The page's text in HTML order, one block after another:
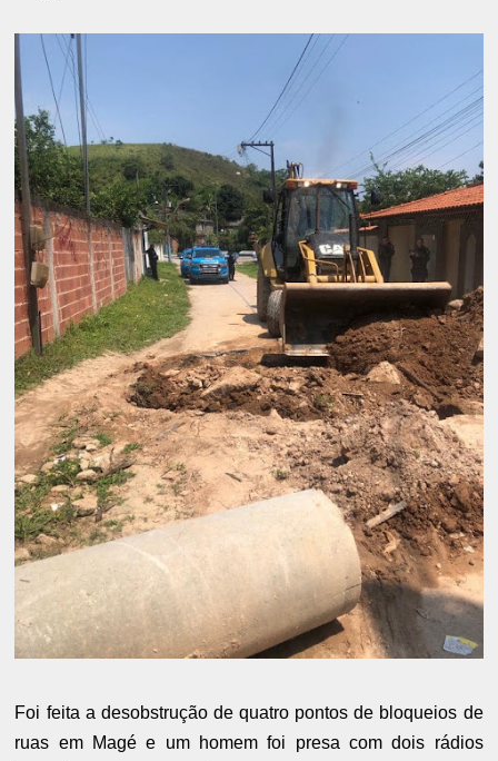
Foi feita a desobstrução de quatro pontos de bloqueios de
ruas em Magé e um homem foi presa com dois rádios